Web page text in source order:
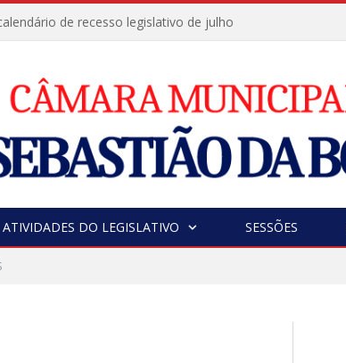
de recesso legislativo de julho
ATIVIDADES DO LEGISLATIVO SESSÕES